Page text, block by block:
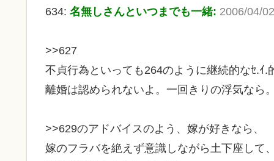
634: 名無しさんといつまでも一緒: 2006/04/
>>627
不貞行為といっても264のように継続的なｾ.ｲ.
離婚は認められないよ。一回きりの浮気なら
>>629のアドバイスのよう、嫁が好きなら、
嫁のフラバを絶えず意識しながら土下座して